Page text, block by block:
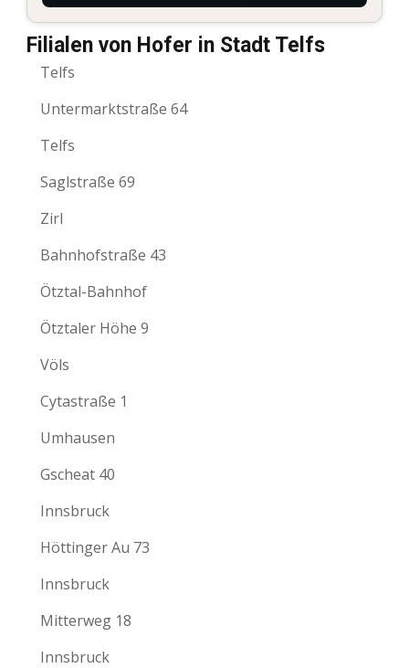
Filialen von Hofer in Stadt Telfs
Telfs
Untermarktstraße 64
Telfs
Saglstraße 69
Zirl
Bahnhofstraße 43
Ötztal-Bahnhof
Ötztaler Höhe 9
Völs
Cytastraße 1
Umhausen
Gscheat 40
Innsbruck
Höttinger Au 73
Innsbruck
Mitterweg 18
Innsbruck